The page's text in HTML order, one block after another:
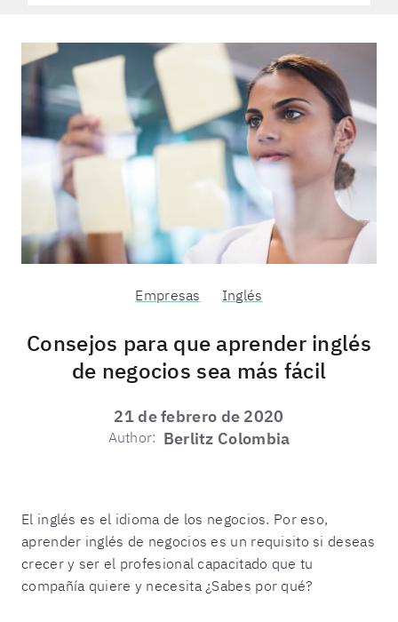
Empresas Inglés
Consejos para que aprender inglés
de negocios sea más fácil
21 de febrero de 2020
Author: Berlitz Colombia
El inglés es el idioma de los negocios. Por eso,
aprender inglés de negocios es un requisito si deseas
crecer y ser el profesional capacitado que tu
compañía quiere y necesita ¿Sabes por qué?